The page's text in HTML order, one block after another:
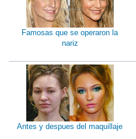
Famosas que se operaron la
nariz
Antes y despues del maquillaje